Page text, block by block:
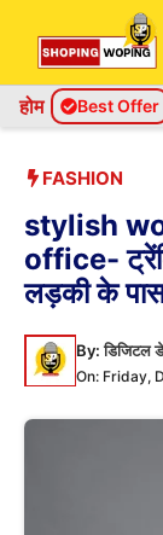
content
होम Best Offer
FASHION
stylish
office-
लड़की के पास
By:डिजिटल
On: Friday,